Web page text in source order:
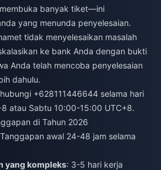
banyak tiket—ini
yang menunda penyelesaian.
tidak menyelesaikan masalah
ke bank Anda dengan bukti
Anda telah mencoba penyelesaian
dahulu.
+628111446644 selama hari
atau Sabtu 10:00-15:00 UTC+8.
di Tahun 2026
awal 24-48 jam selama
yang kompleks: 3-5 hari kerja